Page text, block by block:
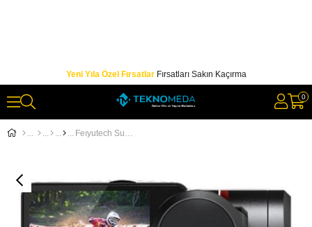
Yeni Yıla Özel FırsatlarFırsatları Sakın Kaçırma
0
Feıyutech Summon+ 3 Eksenli Gimbal +16 MP Aksiyon Kamerası